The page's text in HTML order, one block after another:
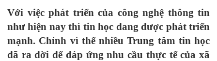
Với việc phát triển của công nghệ thông tin
như hiện nay thì tin học đang được phát triển
mạnh. Chính vì thế nhiều Trung tâm tin học
đã ra đời để đáp ứng nhu cầu thực tế của xã